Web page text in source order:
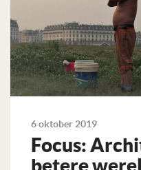
6 oktober 2019
Focus:
betere